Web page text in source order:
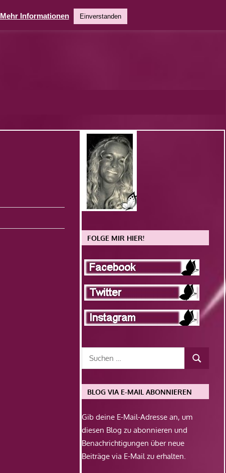
FOLGE MIR HIER!
BLOG VIA E-MAIL ABONNIEREN
Gib deine E-Mail-Adresse an, um
diesen Blog zu abonnieren und
Benachrichtigungen über neue
Beiträge via E-Mail zu erhalten.
Mehr Informationen Einverstanden